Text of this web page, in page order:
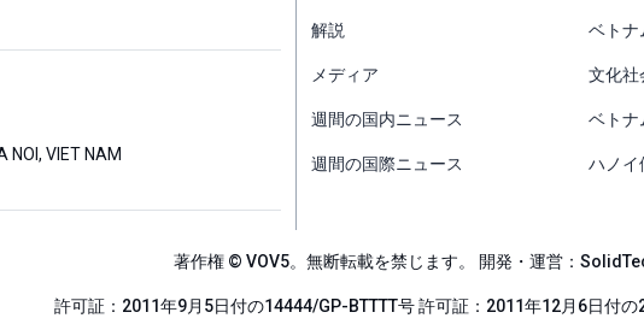
NOI, VIET NAM
解説 ベトナ
メディア 文化社
週間の国内ニュース ベトナ
週間の国際ニュース ハノイ
著作権 © VOV5。無断転載を禁じます。 開発・運営：
許可証：2011年9月5日付の14444/GP-BTTTT号 許可証：2011年12月6日付の